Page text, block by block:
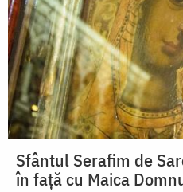
Sfântul Serafim de
în față cu Maica